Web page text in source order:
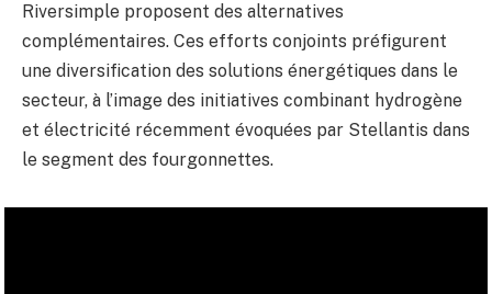
Riversimple proposent des alternatives
complémentaires. Ces efforts conjoints préfigurent
une diversification des solutions énergétiques dans le
secteur, à l’image des initiatives combinant hydrogène
et électricité récemment évoquées par Stellantis dans
le segment des fourgonnettes.